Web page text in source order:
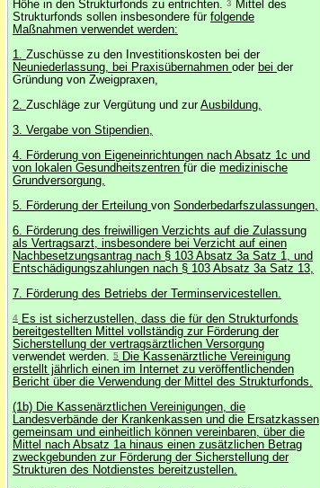
Höhe in den Strukturfonds zu entrichten. 3
Mittel des
Strukturfonds sollen insbesondere für folgende
Maßnahmen verwendet werden:
1. Zuschüsse zu den Investitionskosten bei der
Neuniederlassung, bei Praxisübernahmen oder bei der
Gründung von Zweigpraxen,
2. Zuschläge zur Vergütung und zurAusbildung,
3. Vergabe von Stipendien,
4. Förderung von Eigeneinrichtungen nach Absatz 1c und
von lokalen Gesundheitszentren für die medizinische
Grundversorgung,
5. Förderung der Erteilung von Sonderbedarfszulassungen,
6. Förderung des freiwilligen Verzichts auf die Zulassung
als Vertragsarzt, insbesondere bei Verzicht auf einen
Nachbesetzungsantrag nach § 103 Absatz 3a Satz 1, und
Entschädigungszahlungen nach § 103 Absatz 3a Satz 13,
7. Förderung des Betriebs der Terminservicestellen.
4 Es ist sicherzustellen, dass die für den Strukturfonds
bereitgestellten Mittel vollständig zur Förderung der
Sicherstellung der vertragsärztlichen Versorgung
verwendet werden. 5 Die Kassenärztliche Vereinigung
erstellt jährlich einen im Internet zu veröffentlichenden
Bericht über die Verwendung der Mittel des Strukturfonds.
(1b) Die Kassenärztlichen Vereinigungen, die
Landesverbände der Krankenkassen und die Ersatzkassen
gemeinsam und einheitlich können vereinbaren, über die
Mittel nach Absatz 1a hinaus einen zusätzlichen Betrag
zweckgebunden zur Förderung der Sicherstellung der
Strukturen des Notdienstes bereitzustellen.